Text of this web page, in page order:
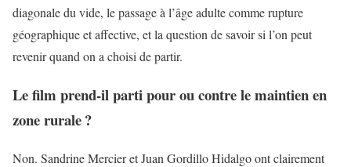
diagonale du vide, le passage à l’âge adulte comme rupture
géographique et affective, et la question de savoir si l’on peut
revenir quand on a choisi de partir.
Le film prend-il parti pour ou contre le maintien en
zone rurale ?
Non. Sandrine Mercier et Juan Gordillo Hidalgo ont clairement